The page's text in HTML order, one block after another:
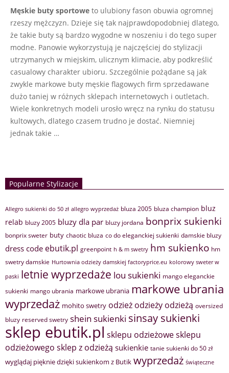
Męskie buty sportowe to ulubiony fason obuwia ogromnej
rzeszy mężczyzn. Dzieje się tak najprawdopodobniej dlatego,
że takie buty są bardzo wygodne w noszeniu i do tego super
modne. Panowie wykorzystują je najczęściej do stylizacji
utrzymanych w miejskim, ulicznym klimacie, aby podkreślić
casualowy charakter ubioru. Szczególnie pożądane są jak
zwykle markowe buty męskie flagowych firm sprzedawane
dużo taniej w różnych sklepach internetowych i outletach.
Wiele konkretnych modeli urosło wręcz na rynku do statusu
kultowych, dlatego czasem trudno je dostać. Niemniej
jednak takie …
Popularne Stylizacje
Allegro sukienki do 50 zł allegro wyprzedaż bluza 2005 bluza champion bluz
relab bluzy 2005 bluzy dla par bluzy jordana bonprix sukienki
bonprix sweter buty chaotic bluza co do eleganckiej sukienki damskie bluzy
dress code ebutik.pl greenpoint h & m swetry hm sukienko hm
swetry damskie Hurtownia odzieży damskiej factoryprice.eu kolorowy sweter w
paski letnie wyprzedaże lou sukienki mango eleganckie
sukienki mango ubrania markowe ubrania markowe ubrania
wyprzedaż mohito swetry odzież odzieży odzieżą oversized
bluzy reserved swetry shein sukienki sinsay sukienki
sklep ebutik.pl sklepu odzieżowesklepu
odzieżowego sklep z odzieżą sukienkie tanie sukienki do 50 zł
wyglądaj pięknie dzięki sukienkom z Butik wyprzedaż świąteczne